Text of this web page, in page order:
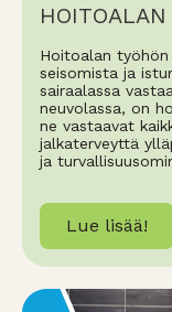
Hoitoalan
seisomista ja
sairaalassa
neuvolassa, on
ne vastaavat
jalkaterveyttä
ja
Lue lisää!